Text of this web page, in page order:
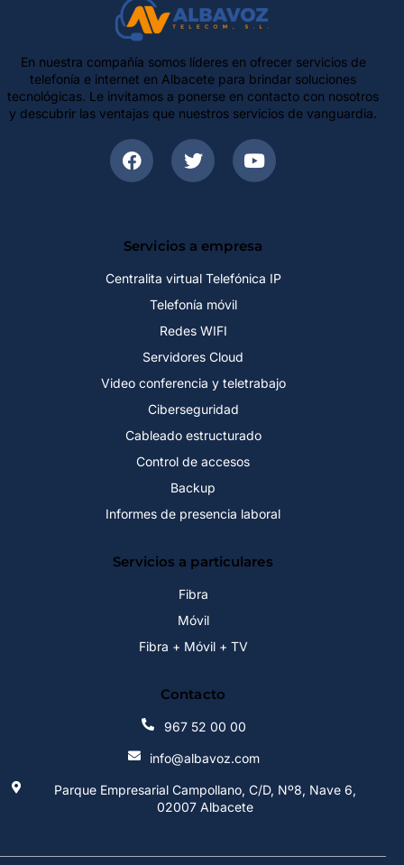
En nuestra compañía somos líderes en ofrecer servicios de
telefonía e internet en Albacete para brindar soluciones
tecnológicas. Le invitamos a ponerse en contacto con nosotros
y descubrir las ventajas que nuestros servicios de vanguardia.
Servicios a empresa
Centralita virtual Telefónica IP
Telefonía móvil
Redes WIFI
Servidores Cloud
Video conferencia y teletrabajo
Ciberseguridad
Cableado estructurado
Control de accesos
Backup
Informes de presencia laboral
Servicios a particulares
Fibra
Móvil
Fibra + Móvil + TV
Contacto
967 52 00 00
info@albavoz.com
Parque Empresarial Campollano, C/D, Nº8, Nave 6,
02007 Albacete